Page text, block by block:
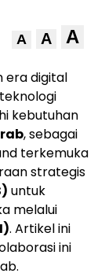
A A A
era digital
kebutuhan
, sebagai
terkemuka
strategis
untuk
melalui
. Artikel ini
ini